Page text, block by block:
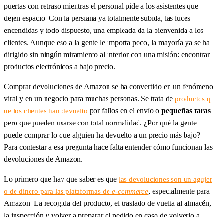
puertas con retraso mientras el personal pide a los asistentes que
dejen espacio. Con la persiana ya totalmente subida, las luces
encendidas y todo dispuesto, una empleada da la bienvenida a los
clientes. Aunque eso a la gente le importa poco, la mayoría ya se ha
dirigido sin ningún miramiento al interior con una misión: encontrar
productos electrónicos a bajo precio.
Comprar devoluciones de Amazon se ha convertido en un fenómeno
viral y en un negocio para muchas personas. Se trata de productos q
ue los clientes han devuelto por fallos en el envío o pequeñas taras
pero que pueden usarse con total normalidad. ¿Por qué la gente
puede comprar lo que alguien ha devuelto a un precio más bajo?
Para contestar a esa pregunta hace falta entender cómo funcionan las
devoluciones de Amazon.
Lo primero que hay que saber es que las devoluciones son un agujer
o de dinero para las plataformas de e-commerce, especialmente para
Amazon. La recogida del producto, el traslado de vuelta al almacén,
la inspección y volver a preparar el pedido en caso de volverlo a